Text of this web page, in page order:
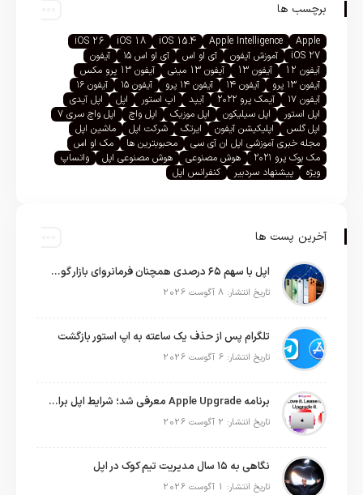
برچسب ها
Apple
Apple Intelligence
iOS 15.4
iOS 18
iOS 26
iOS 27
آموزش آیفون آی او اس آی او اس ۱۵
آیفون
آیفون 12
آیفون 13 آیفون 13 مینی
آیفون 13 پرو مکس
آیفون ۱۳ پرو
آیفون ۱۴ آیفون ۱۴ پرو آیفون ۱۵
آیفون ۱۶
آیفون ۱۷
آیمک پرو ۲۰۲۲ آیپد اپ استور اپل
اپل آیدی
اپل استور
اپل سیلیکون اپل موزیک اپل واچ
اپل واچ سری ۷
اپل گلس
اپلیکیشن آیفون ایرتگ شرکت اپل
ماشین اپل
مجله خبری آموزشی اپل ان آی سی
محبوبترین ها
مک او اس
مک بوک پرو ۲۰۲۱
هوش مصنوعی هوش مصنوعی اپل
واتساپ
ویژه
پیشنهاد سردبیر کنفرانس اپل
آخرین پست ها
اپل با سهم ۶۵ درصدی همچنان فرمانروای بازار گوشی‌های پریمیوم جهان است
تاریخ انتشار: 8 آگوست 2026
تلگرام پس از حذف یک ساعته به اپ استور بازگشت
تاریخ انتشار: 6 آگوست 2026
برنامه Apple Upgrade معرفی شد؛ شرایط اپل برای اجاره آیفون، آیپد، مک و اپل واچ
تاریخ انتشار: 2 آگوست 2026
نگاهی به ۱۵ سال مدیریت تیم کوک در اپل
تاریخ انتشار: 1 آگوست 2026